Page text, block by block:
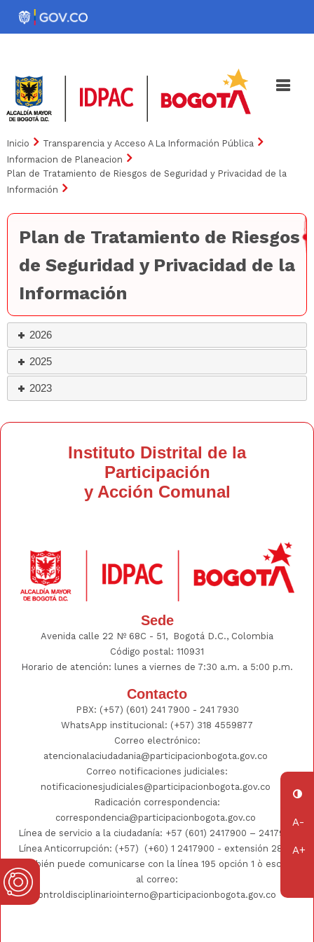
Pasar
Noticias Iniciativas
Inicio
Transparencia y Acceso A La Información Pública
Informacion de Planeacion
Plan de Tratamiento de Riesgos de Seguridad y Privacidad de la
Información
Plan de Tratamiento de Riesgos
de Seguridad y Privacidad de la
Información
2026
2025
2023
Instituto Distrital de la
Participación
y Acción Comunal
Sede
Avenida calle 22 Nº 68C - 51, Bogotá D.C., Colombia
Código postal: 110931
Horario de atención: lunes a viernes de 7:30 a.m. a 5:00 p.m.
Contacto
PBX: (+57) (601) 241 7900 - 241 7930
WhatsApp institucional: (+57) 318 4559877
Correo electrónico:
atencionalaciudadania@participacionbogota.gov.co
Correo notificaciones judiciales:
notificacionesjudiciales@participacionbogota.gov.co
Radicación correspondencia:
correspondencia@participacionbogota.gov.co
Línea de servicio a la ciudadanía: +57 (601) 2417900 – 2417930
Línea Anticorrupción: (+57)
(+60) 1 2417900 - extensión 2802;
También puede comunicarse con la línea 195 opción 1 ò escribir
al correo:
controldisciplinariointerno@participacionbogota.gov.co